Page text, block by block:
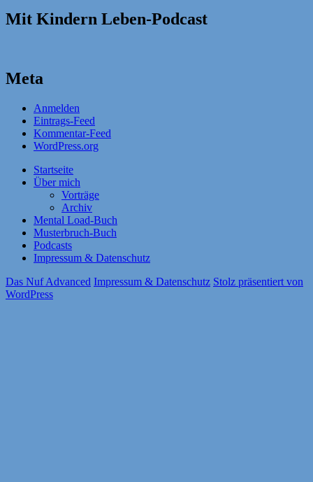
Mit Kindern Leben-Podcast
Meta
Anmelden
Eintrags-Feed
Kommentar-Feed
WordPress.org
Startseite
Über mich
Vorträge
Archiv
Mental Load-Buch
Musterbruch-Buch
Podcasts
Impressum & Datenschutz
Das Nuf Advanced Impressum & Datenschutz Stolz präsentiert von
WordPress